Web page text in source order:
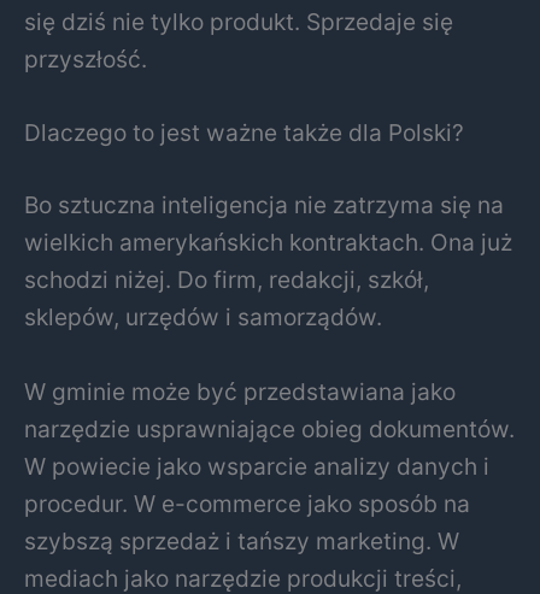
się dziś nie tylko produkt. Sprzedaje się
przyszłość.
Dlaczego to jest ważne także dla Polski?
Bo sztuczna inteligencja nie zatrzyma się na
wielkich amerykańskich kontraktach. Ona już
schodzi niżej. Do firm, redakcji, szkół,
sklepów, urzędów i samorządów.
W gminie może być przedstawiana jako
narzędzie usprawniające obieg dokumentów.
W powiecie jako wsparcie analizy danych i
procedur. W e-commerce jako sposób na
szybszą sprzedaż i tańszy marketing. W
mediach jako narzędzie produkcji treści,